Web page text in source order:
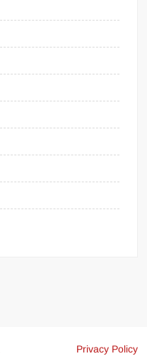
Privacy Policy